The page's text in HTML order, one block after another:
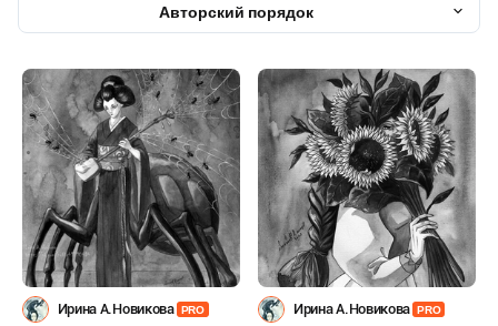
Авторский порядок
Ирина А.Новикова PRO Ирина А.Новикова PRO